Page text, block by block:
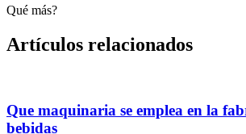
Qué más?
Artículos relacionados
Que maquinaria se emplea en la
bebidas